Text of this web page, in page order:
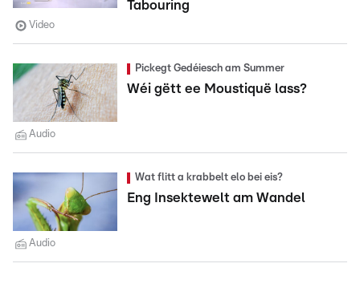
Tabouring
Video
Pickegt Gedéiesch am Summer
Wéi gëtt ee Moustiquë lass?
Audio
Wat flitt a krabbelt elo bei eis?
Eng Insektewelt am Wandel
Audio